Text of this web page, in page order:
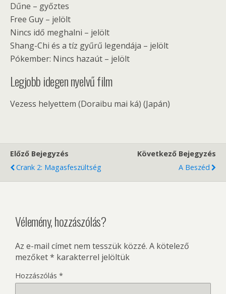
Dűne – győztes
Free Guy – jelölt
Nincs idő meghalni – jelölt
Shang-Chi és a tíz gyűrű legendája – jelölt
Pókember: Nincs hazaút – jelölt
Legjobb idegen nyelvű film
Vezess helyettem (Doraibu mai ká) (Japán)
Előző Bejegyzés
Crank 2: Magasfeszültség
Következő Bejegyzés
A Beszéd
Vélemény, hozzászólás?
Az e-mail címet nem tesszük közzé. A kötelező
mezőket* karakterrel jelöltük
Hozzászólás *